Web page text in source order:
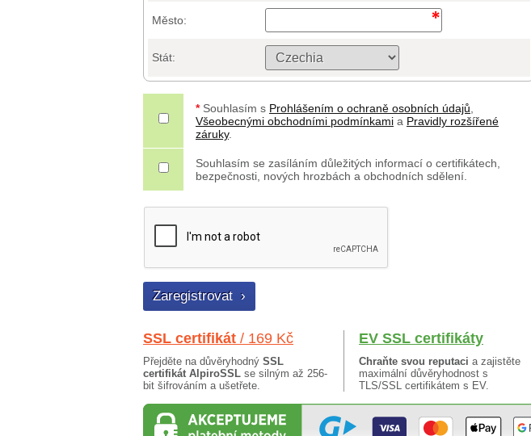
Město:
Stát:
* Souhlasím s Prohlášením o ochraně osobních údajů
Všeobecnými obchodními podmínkami a Pravidly rozšířené
záruky.
Souhlasím se zasíláním důležitých informací o certifikátech,
bezpečnosti, nových hrozbách a obchodních sdělení.
SSL certifikát / 169 Kč
Přejděte na důvěryhodný SSL
certifikát AlpiroSSL se silným až 256-
bit šifrováním a ušetřete.
EV SSL certifikáty
Chraňte svou reputaci a zajistěte
maximální důvěryhodnost s
TLS/SSL certifikátem s EV.